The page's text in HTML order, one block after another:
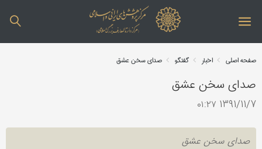
صفحه اصلی اخبار گفتگو صدای سخن عشق
صدای سخن عشق
1391/11/7 ۰۱:۲۷
صدای سخن عشق